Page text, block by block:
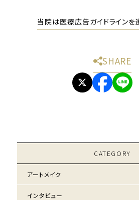
当院は医療広告ガイドラインを
SHARE
CATEGORY
アートメイク
インタビュー